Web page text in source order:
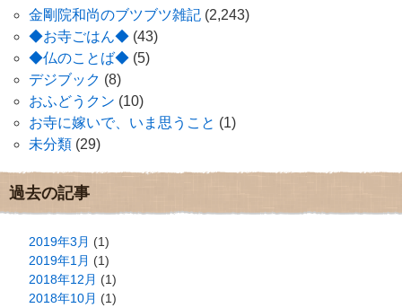
金剛院和尚のブツブツ雑記 (2,243)
◆お寺ごはん◆ (43)
◆仏のことば◆ (5)
デジブック (8)
おふどうクン (10)
お寺に嫁いで、いま思うこと (1)
未分類 (29)
過去の記事
2019年3月 (1)
2019年1月 (1)
2018年12月 (1)
2018年10月 (1)